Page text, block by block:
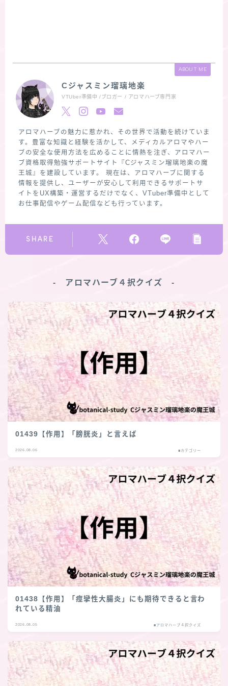
ABOUT ME
Cジャスミン瑠璃地楽
VTUber準備中 /ブロガー / アロマハーブ専門家
アロマハーブの魅力に惹かれ、その世界で活動を続けていま
す。豊富な知識と経験を活かして、メディカルアロマやハー
ブの安全な使用方法を広めることに情熱を注ぎ、アロマハー
ブ資格取得勉強サポートサイト『Cジャスミン瑠璃地楽の魔
王城』を建設しています。 現在は、アロマハーブに関する
情報を提供し、ユーザーが安心して利用できるサポートサ
イトをUX構築・運営するだけでなく、VTuber準備中として
お仕事配信やゲーム配信なども行っています。
SHARE
‐ アロマハーブ４択クイズ ‐
01439【作用】「膀胱炎」と言えば
2026.08.06 ■カテゴリー
01438【作用】「痙攣性大腸炎」にも期待できると言わ
れている精油
2026.08.05 ■アロマハーブ４択クイズ